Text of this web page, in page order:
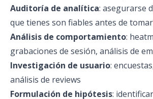
Auditoría de analítica: asegurarse
que tienes son fiables antes de
Análisis de comportamiento:
grabaciones de sesión, análisis de
Investigación de usuario:
análisis de reviews
Formulación de hipótesis: